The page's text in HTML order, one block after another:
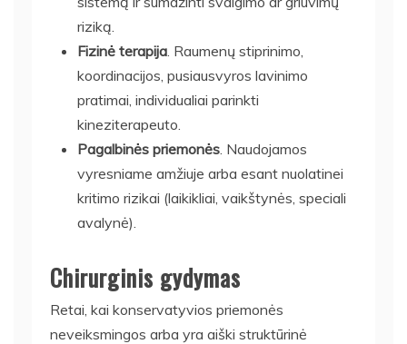
riziką.
Fizinė terapija . Raumenų stiprinimo,
koordinacijos, pusiausvyros lavinimo
pratimai, individualiai parinkti
kineziterapeuto.
Pagalbinės priemonės . Naudojamos
vyresniame amžiuje arba esant nuolatinei
kritimo rizikai (laikikliai, vaikštynės, speciali
avalynė).
Chirurginis gydymas
Retai, kai konservatyvios priemonės
neveiksmingos arba yra aiški struktūrinė